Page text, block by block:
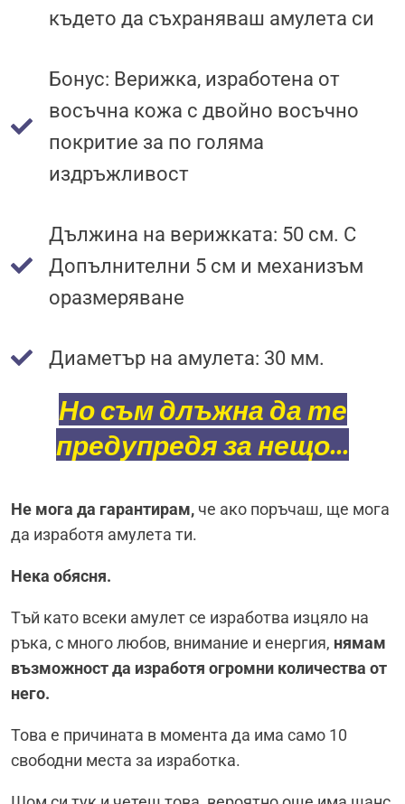
където да съхраняваш амулета си
Бонус: Верижка, изработена от
восъчна кожа с двойно восъчно
покритие за по голяма
издръжливост
Дължина на верижката: 50 см. С
Допълнителни 5 см и механизъм
оразмеряване
Диаметър на амулета: 30 мм.
Но съм длъжна да те
предупредя за нещо...
Не мога да гарантирам, че ако поръчаш, ще мога
да изработя амулета ти.
Нека обясня.
Tъй като всеки амулет се изработва изцяло на
ръка, с много любов, внимание и енергия, нямам
възможност да изработя огромни количества от
него.
Това е причината в момента да има само 10
свободни места за изработка.